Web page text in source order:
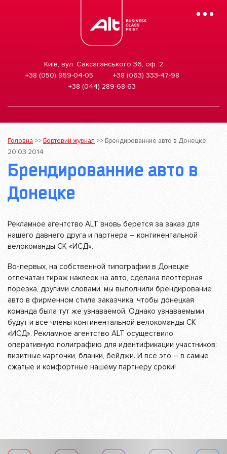
Київ, вул. Саксаганського 36, оф. 2
+38 (050) 959-04-05
+38 (063) 333-47-98
+38 (044) 289-68-63
Mobile
Головна >>Бортовий журнал >> Брендированние авто в Донецке
20.03.2014
Брендированние авто в
Донецке
Рекламное агентство ALT вновь берется за заказ для
нашего давнего друга и партнера – континентальной
велокоманды СК «ИСД».
Во-первых, на собственной типографии в Донецке
отпечатан тираж наклеек на авто, сделана плоттерная
порезка, другими словами, мы выполнили брендирование
авто в фирменном стиле заказчика, чтобы донецкая
команда была тут же узнаваемой. Однако узнаваемыми
будут и все члены континентальной велокоманды СК
«ИСД». Рекламное агентство ALT осуществило
оперативную полиграфию для идентификации участников:
визитные карточки, бланки, бейджи. И все это – в самые
сжатые и комфортные нашему партнеру сроки!